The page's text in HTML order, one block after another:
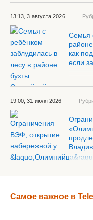
13:13, 3 августа 2026
Семья
как
если
19:00, 31 июля 2026
Самое важное в